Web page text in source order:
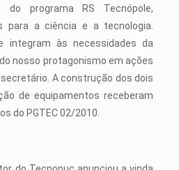
do programa RS Tecnópole,
para a ciência e a tecnologia.
integram às necessidades da
nosso protagonismo em ações
A construção dos dois
de equipamentos receberam
do PGTEC 02/2010.